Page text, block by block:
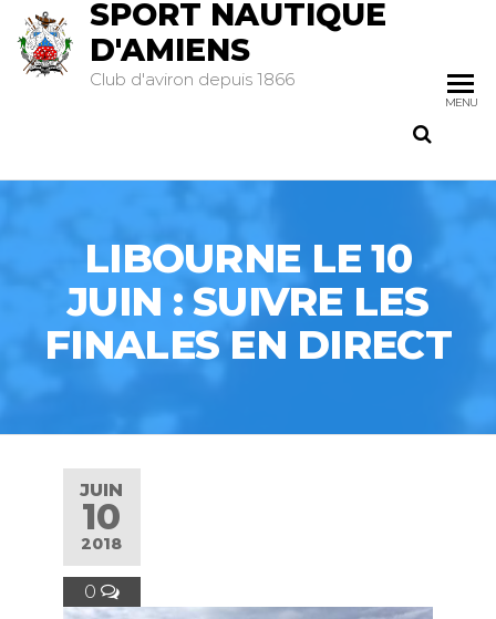
SPORT NAUTIQUE
D'AMIENS
Club d'aviron depuis 1866
MENU
LIBOURNE LE 10
JUIN : SUIVRE LES
FINALES EN DIRECT
JUIN
10
2018
0